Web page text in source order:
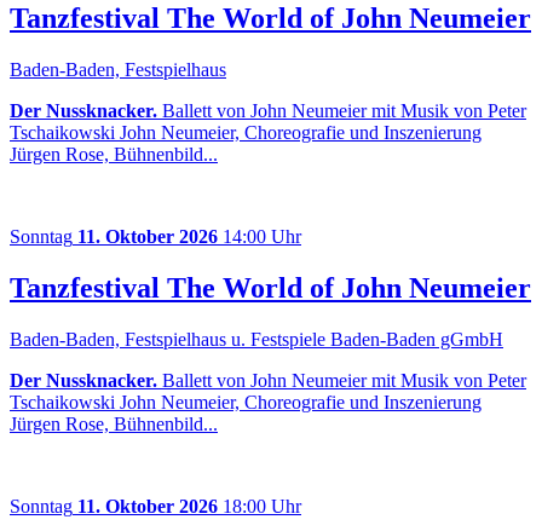
Tanzfestival The World of John Neumeier
Baden-Baden, Festspielhaus
Der Nussknacker. Ballett von John Neumeier mit Musik von Peter
Tschaikowski John Neumeier, Choreografie und Inszenierung
Jürgen Rose, Bühnenbild...
Sonntag 11. Oktober 2026 14:00 Uhr
Tanzfestival The World of John Neumeier
Baden-Baden, Festspielhaus u. Festspiele Baden-Baden gGmbH
Der Nussknacker. Ballett von John Neumeier mit Musik von Peter
Tschaikowski John Neumeier, Choreografie und Inszenierung
Jürgen Rose, Bühnenbild...
Sonntag 11. Oktober 2026 18:00 Uhr